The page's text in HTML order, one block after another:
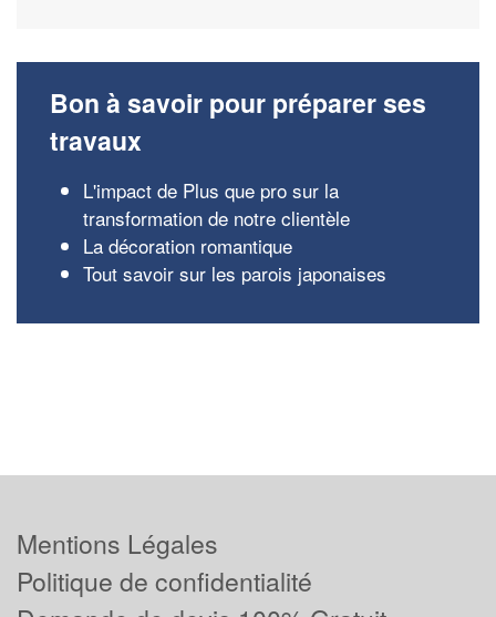
Bon à savoir pour préparer ses
travaux
L'impact de Plus que pro sur la
transformation de notre clientèle
La décoration romantique
Tout savoir sur les parois japonaises
Mentions Légales
Politique de confidentialité